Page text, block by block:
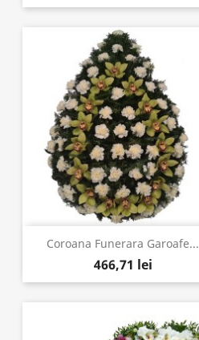
Coroana Funerara Garoafe...
466,71 lei